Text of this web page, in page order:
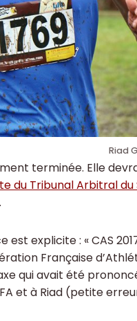
Riad
terminée. Elle
du Tribunal Arbitral du
est explicite : « CAS
Française
qui avait été
et à Riad (petite